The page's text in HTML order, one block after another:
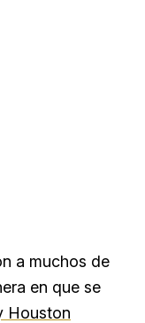
a muchos de
en que se
Houston